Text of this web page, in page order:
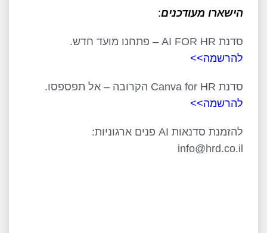
הישארו מעודכנים:
סדנת AI FOR HR – פתחנו מועד חדש.
להרשמה>>
סדנת Canva for HR הקרובה – אל תפספסו.
להרשמה>>
להזמנת סדנאות AI פנים ארגוניות:
info@hrd.co.il